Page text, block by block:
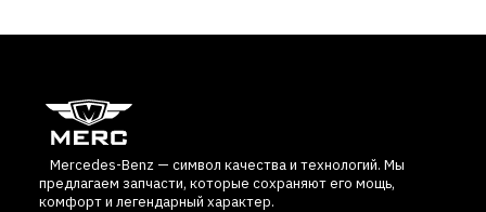
Mercedes-Benz — символ качества и технологий. Мы
предлагаем запчасти, которые сохраняют его мощь,
комфорт и легендарный характер.